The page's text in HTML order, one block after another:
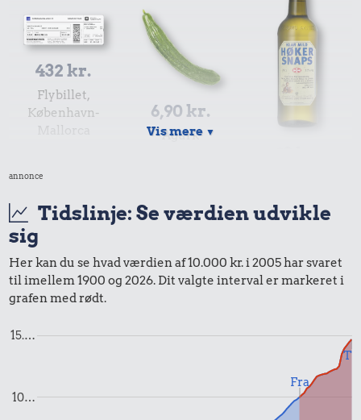
432 kr.
Flybillet,
København-
6,90 kr.
Agurk
6 æg 10 karklude
Vis mere ▼
annonce
Tidslinje: Se værdien udvikle
sig
Her kan du se hvad værdien af 10.000 kr. i 2005 har svaret
til imellem 1900 og 2026. Dit valgte interval er markeret i
grafen med rødt.
10…
15.…
Fra
Til